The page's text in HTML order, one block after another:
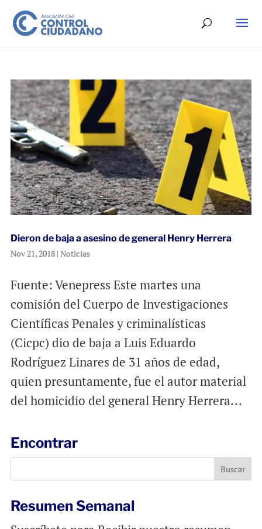
Dieron de baja a asesino de general Henry Herrera
Nov 21, 2018| Noticias
Fuente: Venepress Este martes una
comisión del Cuerpo de Investigaciones
Científicas Penales y criminalísticas
(Cicpc) dio de baja a Luis Eduardo
Rodríguez Linares de 31 años de edad,
quien presuntamente, fue el autor material
del homicidio del general Henry Herrera...
Encontrar
Resumen Semanal